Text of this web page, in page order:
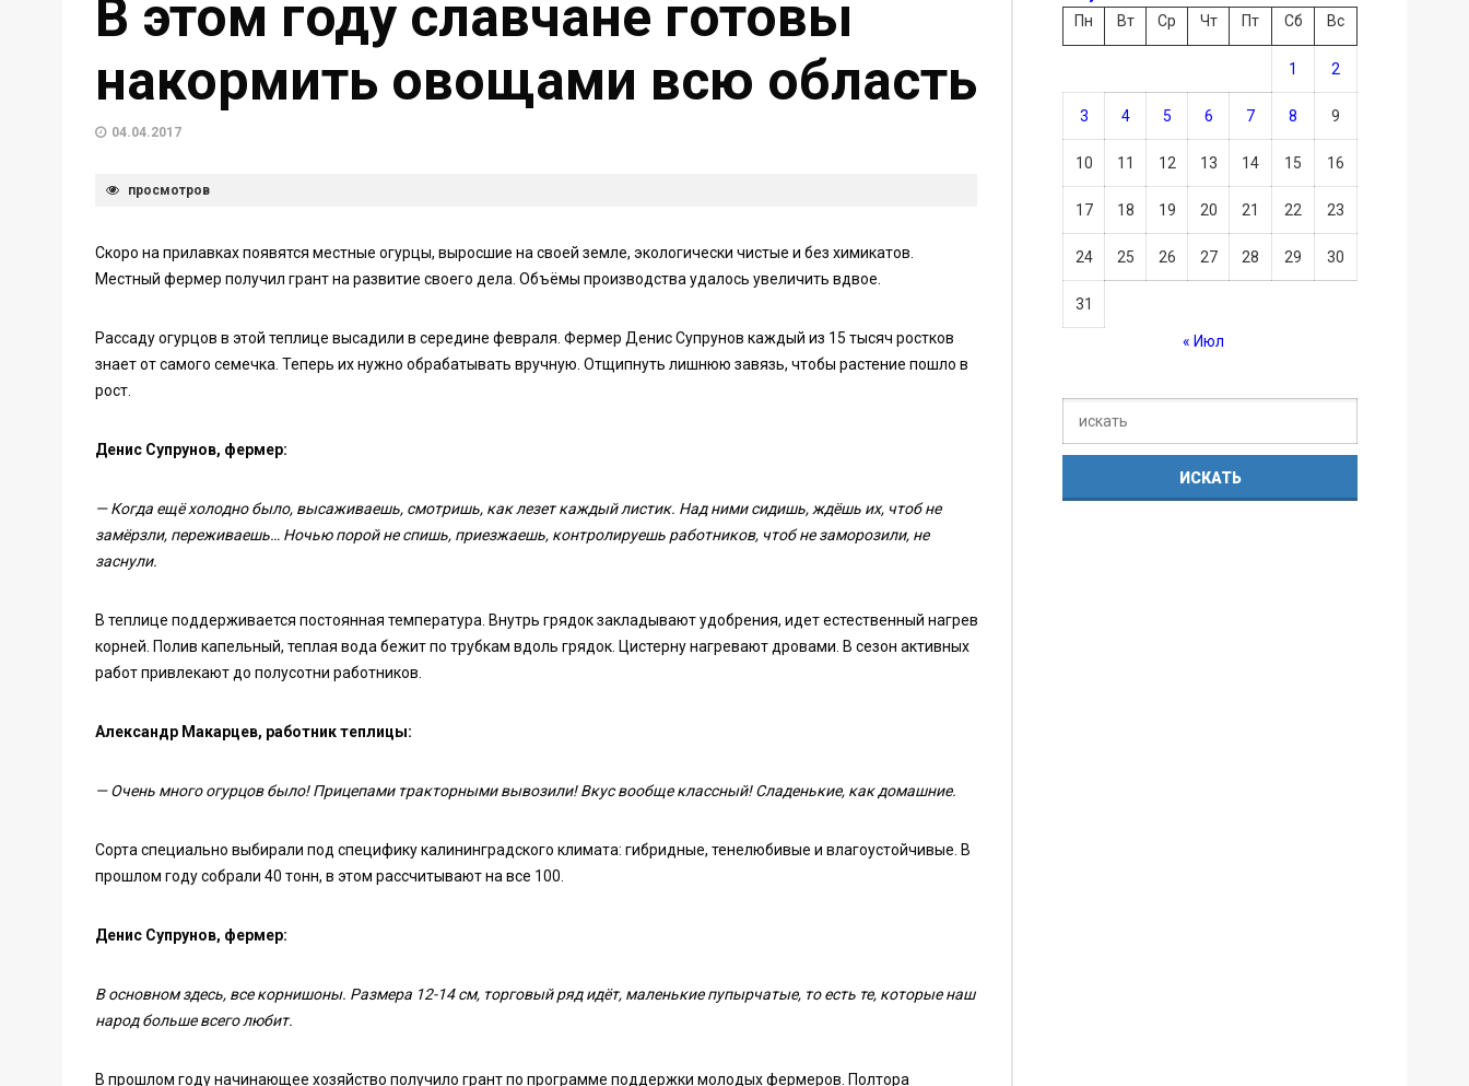
В этом году славчане готовы
накормить овощами всю область
04.04.2017
просмотров
Скоро на прилавках появятся местные огурцы, выросшие на своей земле, экологически чистые и без химикатов.
Местный фермер получил грант на развитие своего дела. Объёмы производства удалось увеличить вдвое.
Рассаду огурцов в этой теплице высадили в середине февраля. Фермер Денис Супрунов каждый из 15 тысяч ростков
знает от самого семечка. Теперь их нужно обрабатывать вручную. Отщипнуть лишнюю завязь, чтобы растение пошло в
рост.
Денис Супрунов, фермер:
— Когда ещё холодно было, высаживаешь, смотришь, как лезет каждый листик. Над ними сидишь, ждёшь их, чтоб не
замёрзли, переживаешь… Ночью порой не спишь, приезжаешь, контролируешь работников, чтоб не заморозили, не
заснули.
В теплице поддерживается постоянная температура. Внутрь грядок закладывают удобрения, идет естественный нагрев
корней. Полив капельный, теплая вода бежит по трубкам вдоль грядок. Цистерну нагревают дровами. В сезон активных
работ привлекают до полусотни работников.
Александр Макарцев, работник теплицы:
— Очень много огурцов было! Прицепами тракторными вывозили! Вкус вообще классный! Сладенькие, как домашние.
Сорта специально выбирали под специфику калининградского климата: гибридные, тенелюбивые и влагоустойчивые. В
прошлом году собрали 40 тонн, в этом рассчитывают на все 100.
Денис Супрунов, фермер:
В основном здесь, все корнишоны. Размера 12-14 см, торговый ряд идёт, маленькие пупырчатые, то есть те, которые наш
народ больше всего любит.
В прошлом году начинающее хозяйство получило грант по программе поддержки молодых фермеров. Полтора
Пн
Вт Ср Чт Пт Сб Вс
1 2
3 4 5 6 7 8 9
10 11 12 13 14 15 16
17 18 19 20 21 22 23
24 25 26 27 28 29 30
31
« Июл